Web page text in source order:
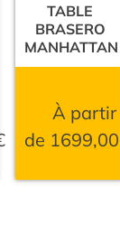
TABLE
BRASERO
MANHATTAN
À partir
de 1699,00